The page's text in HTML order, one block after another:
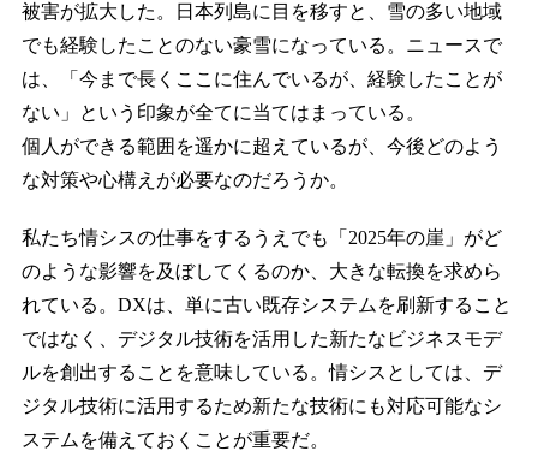
被害が拡大した。日本列島に目を移すと、雪の多い地域
でも経験したことのない豪雪になっている。ニュースで
は、「今まで長くここに住んでいるが、経験したことが
ない」という印象が全てに当てはまっている。
個人ができる範囲を遥かに超えているが、今後どのよう
な対策や心構えが必要なのだろうか。
私たち情シスの仕事をするうえでも「2025年の崖」がど
のような影響を及ぼしてくるのか、大きな転換を求めら
れている。DXは、単に古い既存システムを刷新すること
ではなく、デジタル技術を活用した新たなビジネスモデ
ルを創出することを意味している。情シスとしては、デ
ジタル技術に活用するため新たな技術にも対応可能なシ
ステムを備えておくことが重要だ。